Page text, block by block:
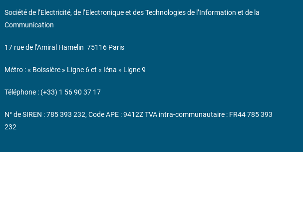
Société de l’Electricité, de l’Electronique et des Technologies de l’Information et de la
Communication
17 rue de l’Amiral Hamelin 75116 Paris
Métro : « Boissière » Ligne 6 et « Iéna » Ligne 9
Téléphone : (+33) 1 56 90 37 17
N° de SIREN : 785 393 232, Code APE : 9412Z TVA intra-communautaire : FR44 785 393
232